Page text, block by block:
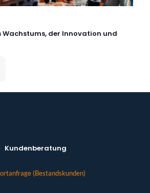
Wachstums, der Innovation und
Kundenberatung
(Bestandskunden)